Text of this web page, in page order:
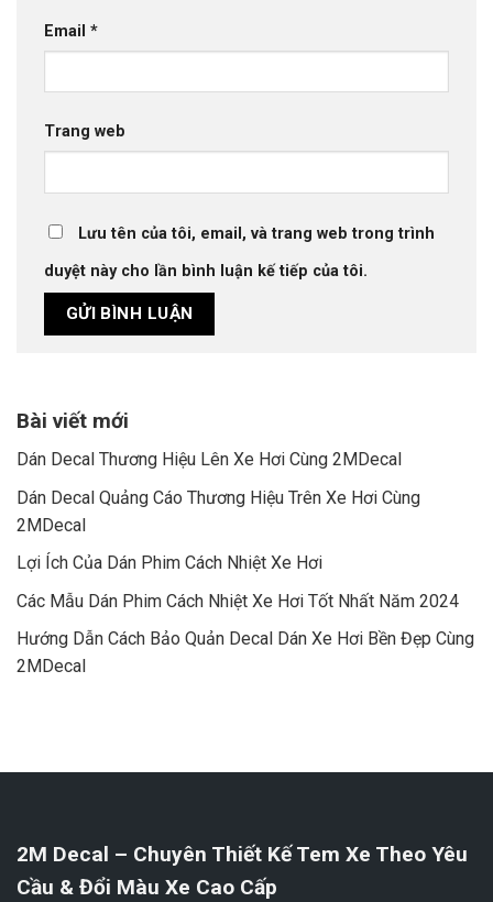
Email *
Trang web
Lưu tên của tôi, email, và trang web trong trình
duyệt này cho lần bình luận kế tiếp của tôi.
Bài viết mới
Dán Decal Thương Hiệu Lên Xe Hơi Cùng 2MDecal
Dán Decal Quảng Cáo Thương Hiệu Trên Xe Hơi Cùng
2MDecal
Lợi Ích Của Dán Phim Cách Nhiệt Xe Hơi
Các Mẫu Dán Phim Cách Nhiệt Xe Hơi Tốt Nhất Năm 2024
Hướng Dẫn Cách Bảo Quản Decal Dán Xe Hơi Bền Đẹp Cùng
2MDecal
2M Decal – Chuyên Thiết Kế Tem Xe Theo Yêu
Cầu & Đổi Màu Xe Cao Cấp